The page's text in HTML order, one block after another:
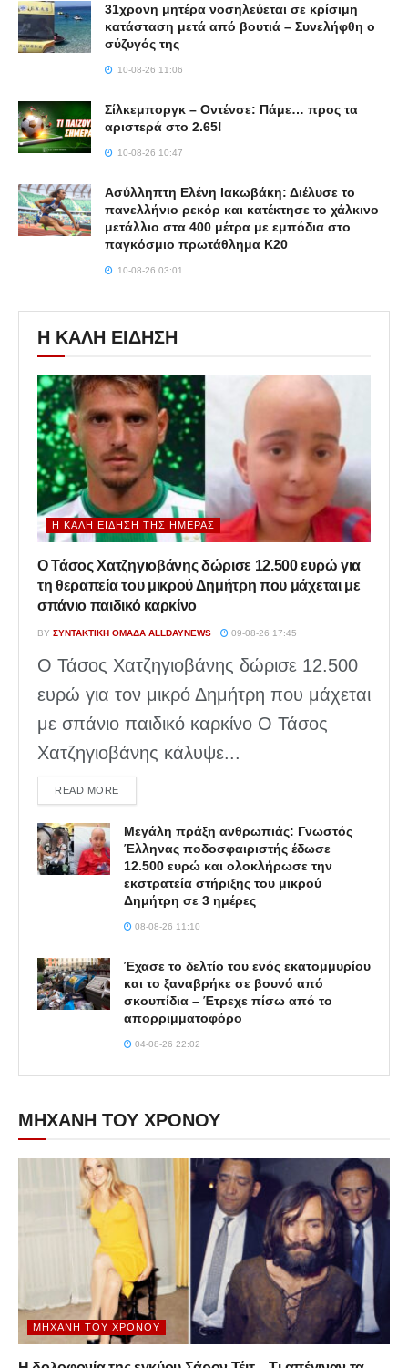
31χρονη μητέρα νοσηλεύεται σε κρίσιμη
κατάσταση μετά από βουτιά – Συνελήφθη ο
σύζυγός της
10-08-26 11:06
Σίλκεμποργκ – Οντένσε: Πάμε… προς τα
αριστερά στο 2.65!
10-08-26 10:47
Ασύλληπτη Ελένη Ιακωβάκη: Διέλυσε το
πανελλήνιο ρεκόρ και κατέκτησε το χάλκινο
μετάλλιο στα 400 μέτρα με εμπόδια στο
παγκόσμιο πρωτάθλημα Κ20
10-08-26 03:01
Η ΚΑΛΗ ΕΙΔΗΣΗ
Η ΚΑΛΉ ΕΊΔΗΣΗ ΤΗΣ ΗΜΈΡΑΣ
Ο Τάσος Χατζηγιοβάνης δώρισε 12.500 ευρώ για
τη θεραπεία του μικρού Δημήτρη που μάχεται με
σπάνιο παιδικό καρκίνο
BY ΣΥΝΤΑΚΤΙΚΉ ΟΜΆΔΑ ALLDAYNEWS 09-08-26 17:45
Ο Τάσος Χατζηγιοβάνης δώρισε 12.500
ευρώ για τον μικρό Δημήτρη που μάχεται
με σπάνιο παιδικό καρκίνο Ο Τάσος
Χατζηγιοβάνης κάλυψε...
READ MOREDETAILS
Μεγάλη πράξη ανθρωπιάς: Γνωστός
Έλληνας ποδοσφαιριστής έδωσε
12.500 ευρώ και ολοκλήρωσε την
εκστρατεία στήριξης του μικρού
Δημήτρη σε 3 ημέρες
08-08-26 11:10
Έχασε το δελτίο του ενός εκατομμυρίου
και το ξαναβρήκε σε βουνό από
σκουπίδια – Έτρεχε πίσω από το
απορριμματοφόρο
04-08-26 22:02
ΜΗΧΑΝΗ ΤΟΥ ΧΡΟΝΟΥ
ΜΗΧΑΝΉ ΤΟΥ ΧΡΌΝΟΥ